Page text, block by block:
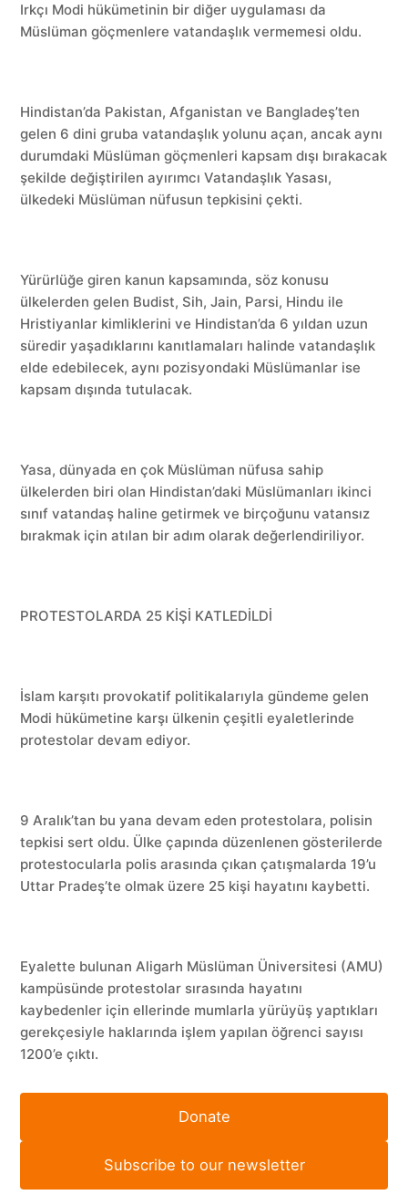
Irkçı Modi hükümetinin bir diğer uygulaması da
Müslüman göçmenlere vatandaşlık vermemesi oldu.
Hindistan’da Pakistan, Afganistan ve Bangladeş’ten
gelen 6 dini gruba vatandaşlık yolunu açan, ancak aynı
durumdaki Müslüman göçmenleri kapsam dışı bırakacak
şekilde değiştirilen ayırımcı Vatandaşlık Yasası,
ülkedeki Müslüman nüfusun tepkisini çekti.
Yürürlüğe giren kanun kapsamında, söz konusu
ülkelerden gelen Budist, Sih, Jain, Parsi, Hindu ile
Hristiyanlar kimliklerini ve Hindistan’da 6 yıldan uzun
süredir yaşadıklarını kanıtlamaları halinde vatandaşlık
elde edebilecek, aynı pozisyondaki Müslümanlar ise
kapsam dışında tutulacak.
Yasa, dünyada en çok Müslüman nüfusa sahip
ülkelerden biri olan Hindistan’daki Müslümanları ikinci
sınıf vatandaş haline getirmek ve birçoğunu vatansız
bırakmak için atılan bir adım olarak değerlendiriliyor.
PROTESTOLARDA 25 KİŞİ KATLEDİLDİ
İslam karşıtı provokatif politikalarıyla gündeme gelen
Modi hükümetine karşı ülkenin çeşitli eyaletlerinde
protestolar devam ediyor.
9 Aralık’tan bu yana devam eden protestolara, polisin
tepkisi sert oldu. Ülke çapında düzenlenen gösterilerde
protestocularla polis arasında çıkan çatışmalarda 19’u
Uttar Pradeş’te olmak üzere 25 kişi hayatını kaybetti.
Eyalette bulunan Aligarh Müslüman Üniversitesi (AMU)
kampüsünde protestolar sırasında hayatını
kaybedenler için ellerinde mumlarla yürüyüş yaptıkları
gerekçesiyle haklarında işlem yapılan öğrenci sayısı
1200’e çıktı.
Donate
Subscribe to our newsletter